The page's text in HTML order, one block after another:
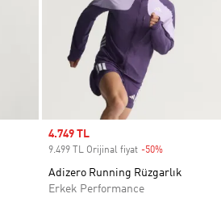
Sale price
4.749 TL
9.499 TL Orijinal fiyat -50%
Adizero Running Rüzgarlık
Erkek Performance